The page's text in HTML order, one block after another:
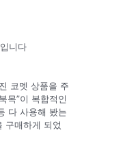
니다
코멧 상품을 주
목”이 복합적인
다 사용해 봤는
구매하게 되었